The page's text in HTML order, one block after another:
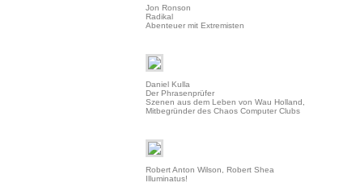
Jon Ronson
Radikal
Abenteuer mit Extremisten
Daniel Kulla
Der Phrasenprüfer
Szenen aus dem Leben von Wau Holland,
Mitbegründer des Chaos Computer Clubs
Robert Anton Wilson, Robert Shea
Illuminatus!